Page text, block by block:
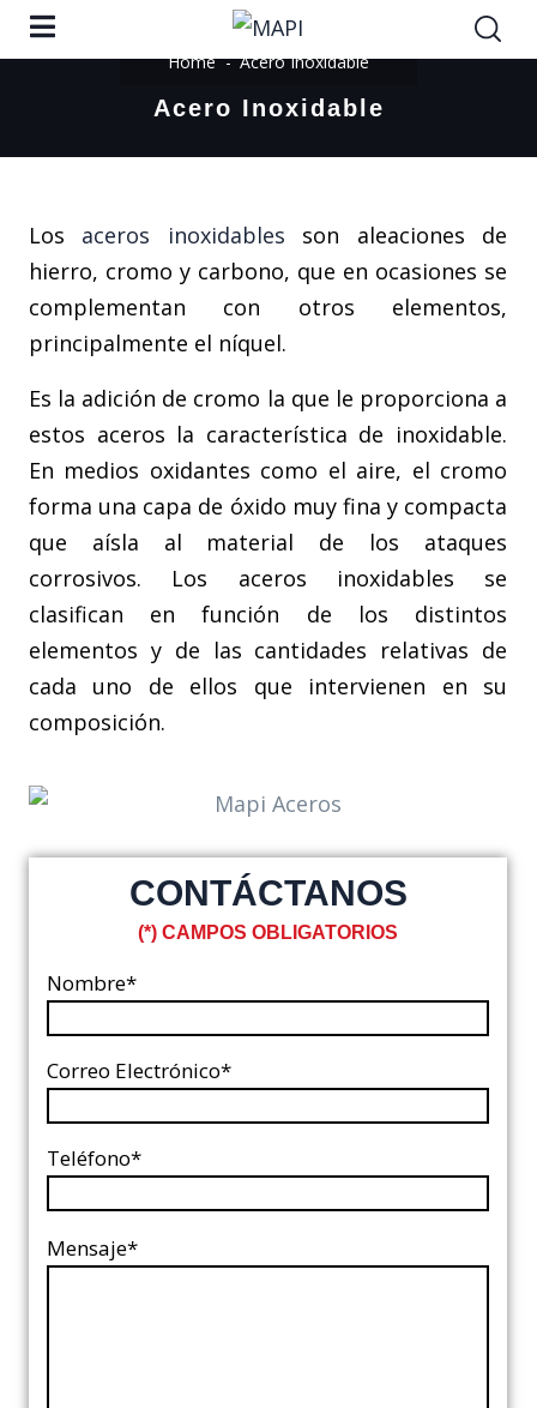
Home Acero Inoxidable
Acero Inoxidable
Los aceros inoxidables son aleaciones de
hierro, cromo y carbono, que en ocasiones se
complementan con otros elementos,
principalmente el níquel.
Es la adición de cromo la que le proporciona a
estos aceros la característica de inoxidable.
En medios oxidantes como el aire, el cromo
forma una capa de óxido muy fina y compacta
que aísla al material de los ataques
corrosivos. Los aceros inoxidables se
clasifican en función de los distintos
elementos y de las cantidades relativas de
cada uno de ellos que intervienen en su
composición.
CONTÁCTANOS
(*) CAMPOS OBLIGATORIOS
Nombre*
Correo Electrónico*
Teléfono*
Mensaje*